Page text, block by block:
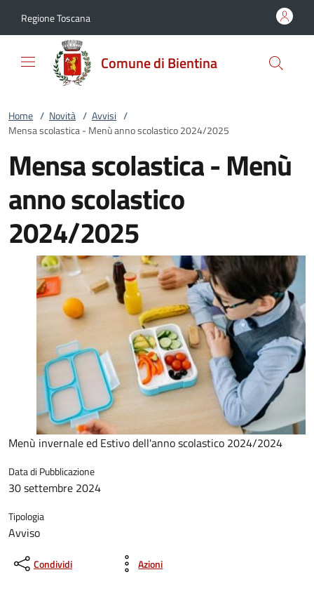
Regione Toscana
Comune di Bientina
Home / Novità / Avvisi /
Mensa scolastica - Menù anno scolastico 2024/2025
Mensa scolastica - Menù
anno scolastico
2024/2025
Menù invernale ed Estivo dell'anno scolastico 2024/2024
Data di Pubblicazione
30 settembre 2024
Tipologia
Avviso
Condividi Azioni